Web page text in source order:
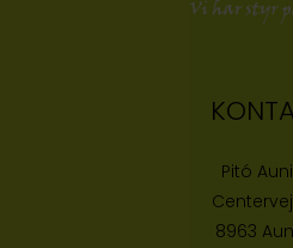
Pitó
Centervej
8963